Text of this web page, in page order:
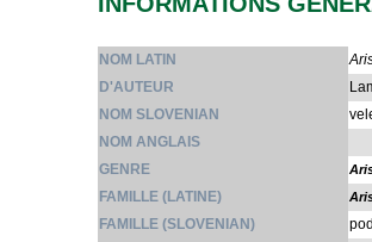
NOM LATIN
D'AUTEUR
NOM SLOVENIAN
NOM ANGLAIS
GENRE
FAMILLE (LATINE)
FAMILLE (SLOVENIAN)